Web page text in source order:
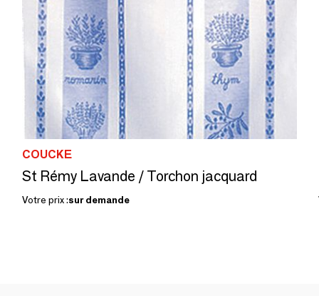
COUCKE
St Rémy Lavande / Torchon jacquard
Votre prix :sur demande